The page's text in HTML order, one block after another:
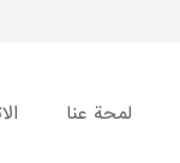
لمحة عنا